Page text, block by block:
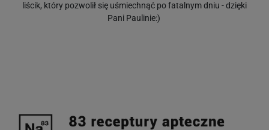
liścik, który pozwolił się uśmiechnąć po fatalnym dniu - dzięki
Pani Paulinie:)